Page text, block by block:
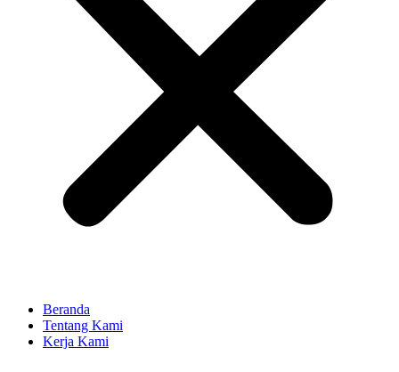
Beranda
Tentang Kami
Kerja Kami